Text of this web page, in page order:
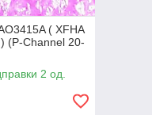
( XFHA
(P-Channel 20-
2 од.